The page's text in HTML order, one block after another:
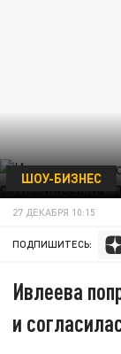
ШОУ-БИЗНЕС
27 ДЕКАБРЯ 10:15
ПОДПИШИТЕСЬ:
Ивлеева
и